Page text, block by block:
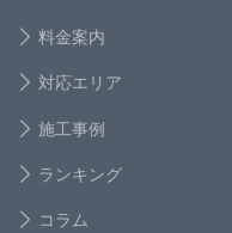
料金案内
対応エリア
施工事例
ランキング
コラム